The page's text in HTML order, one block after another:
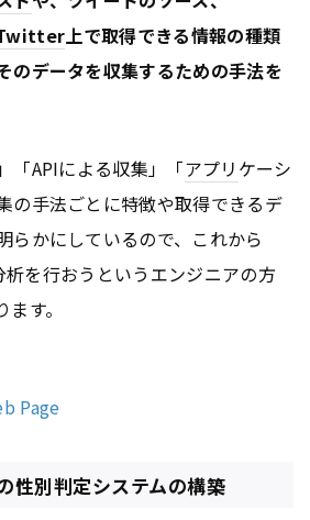
上で取得できる情報の種類
のデータを収集するための手法を
「APIによる収集」「アプリ ケーシ
の手法ごとに特徴や取得できるデ
らかにしているので、これから
を行おうというエンジニアの方
す。
Page
別判定システムの構築